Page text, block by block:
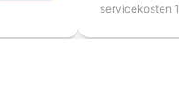
servicekosten